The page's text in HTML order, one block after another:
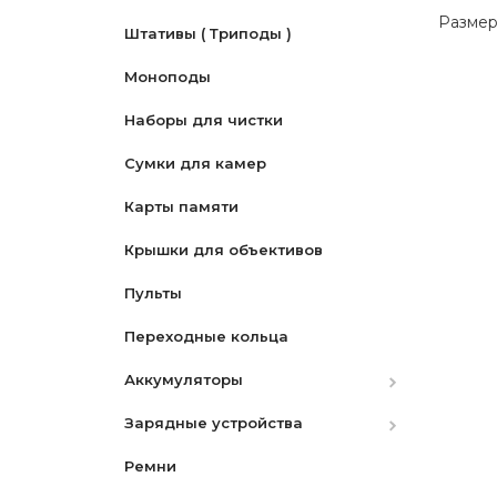
Штативы ( Триподы )
Моноподы
Наборы для чистки
Сумки для камер
Карты памяти
Крышки для объективов
Пульты
Переходные кольца
Аккумуляторы
Canon
Nikon
Зарядные устройства
Canon
Ремни